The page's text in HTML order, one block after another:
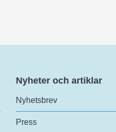
Nyheter och artiklar
Nyhetsbrev
Press